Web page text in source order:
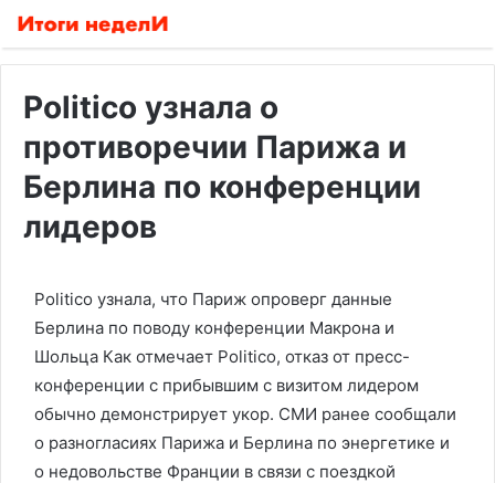
Politico узнала о
противоречии Парижа и
Берлина по конференции
лидеров
Politico узнала, что Париж опроверг данные
Берлина по поводу конференции Макрона и
Шольца Как отмечает Politico, отказ от пресс-
конференции с прибывшим с визитом лидером
обычно демонстрирует укор. СМИ ранее сообщали
о разногласиях Парижа и Берлина по энергетике и
о недовольстве Франции в связи с поездкой